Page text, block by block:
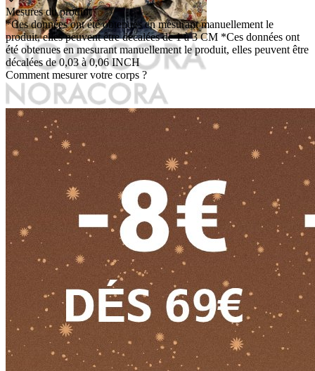
Mesures du produit
*Ces données ont été obtenues en mesurant manuellement le
produit, elles peuvent être décalées de 1 à 3 CM *Ces données ont
été obtenues en mesurant manuellement le produit, elles peuvent être
décalées de 0,03 à 0,06 INCH
Comment mesurer votre corps ?